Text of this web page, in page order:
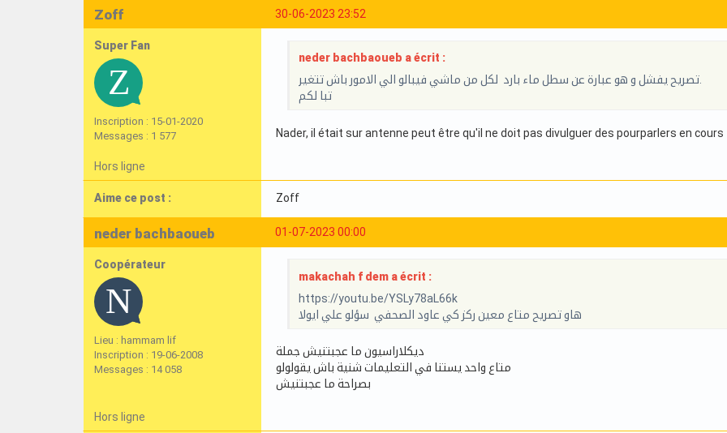
30-06-2023 23:52
Zoff
Super Fan
Inscription : 15-01-2020
Messages : 1 577
neder bachbaoueb a écrit :
تصريح يفشل و هو عبارة عن سطل ماء بارد لكل من ماشي فيبالو الي الامور باش تتغير.
تبا لكم
Nader, il était sur antenne peut être qu'il ne doit pas divulguer des pourparlers en cours
Hors ligne
Aime ce post : Zoff
01-07-2023 00:00
neder bachbaoueb
Coopérateur
Lieu : hammam lif
Inscription : 19-06-2008
Messages : 14 058
makachah f dem a écrit :
https://youtu.be/YSLy78aL66k
هاو تصريح متاع معين ركز كي عاود الصحفي سؤلو علي ايولا
ديكلاراسيون ما عجبتنيش جملة
متاع واحد يستنا في التعليمات شنية باش يقولولو
بصراحة ما عجبتنيش
Hors ligne